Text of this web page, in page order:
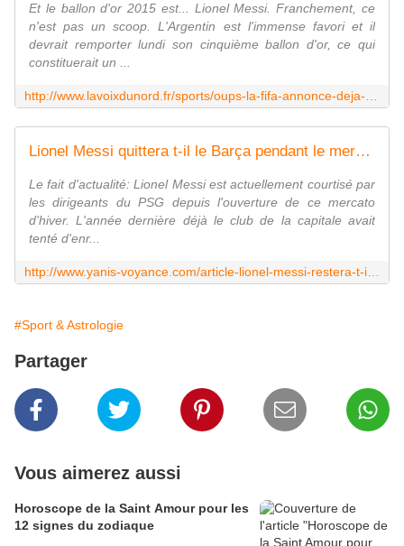
Et le ballon d'or 2015 est... Lionel Messi. Franchement, ce
n'est pas un scoop. L'Argentin est l'immense favori et il
devrait remporter lundi son cinquième ballon d'or, ce qui
constituerait un ...
Lionel Messi quittera t-il le Barça pendant le mercato d'hiver? - Yanis Voyance Astrologue
Le fait d'actualité: Lionel Messi est actuellement courtisé par
les dirigeants du PSG depuis l'ouverture de ce mercato
d'hiver. L'année dernière déjà le club de la capitale avait
tenté d'enr...
#Sport & Astrologie
Partager
Vous aimerez aussi
Horoscope de la Saint Amour pour les
12 signes du zodiaque